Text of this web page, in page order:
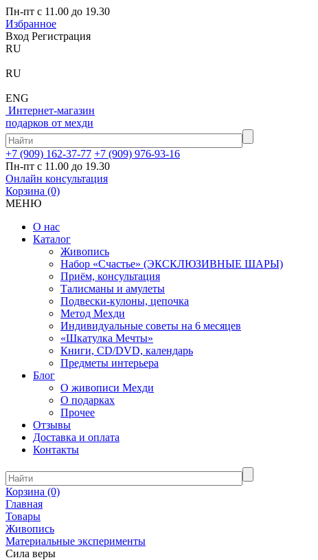
Пн-пт с 11.00 до 19.30
Избранное
Вход Регистрация
RU
RU
ENG
Интернет-магазин
подарков от мехди
+7 (909) 162-37-77 +7 (909) 976-93-16
Пн-пт с 11.00 до 19.30
Онлайн консультация
Корзина (0)
МЕНЮ
О нас
Каталог
Живопись
Набор «Счастье» (ЭКСКЛЮЗИВНЫЕ ШАРЫ)
Приём, консультация
Талисманы и амулеты
Подвески-кулоны, цепочка
Метод Мехди
Индивидуальные советы на 6 месяцев
«Шкатулка Мечты»
Книги, CD/DVD, календарь
Предметы интерьера
Блог
О живописи Мехди
О подарках
Прочее
Отзывы
Доставка и оплата
Контакты
Корзина (0)
Главная
Товары
Живопись
Материальные эксперименты
Сила веры